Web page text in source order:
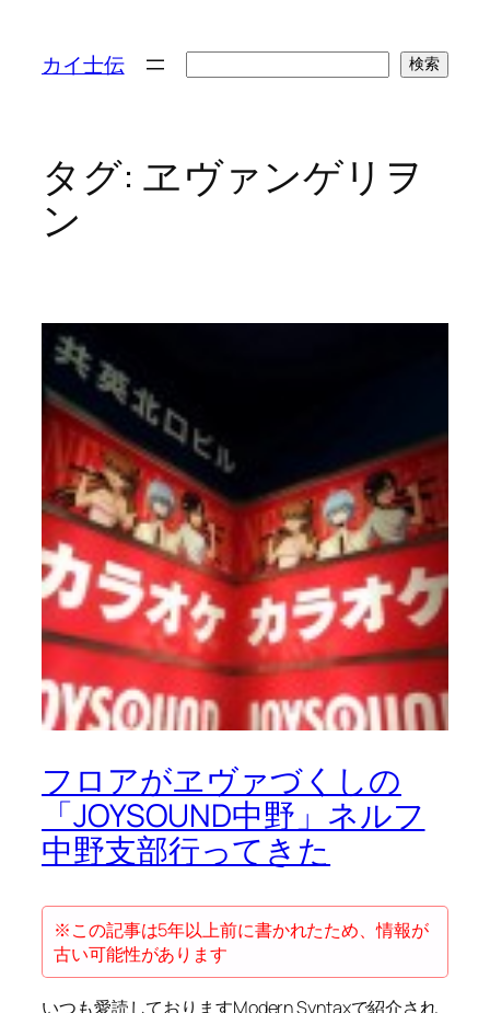
カイ士伝 検索
タグ: ヱヴァンゲリヲ
ン
フロアがヱヴァづくしの
「JOYSOUND中野」ネルフ
中野支部行ってきた
※この記事は5年以上前に書かれたため、情報が
古い可能性があります
いつも愛読しておりますModern Syntaxで紹介され